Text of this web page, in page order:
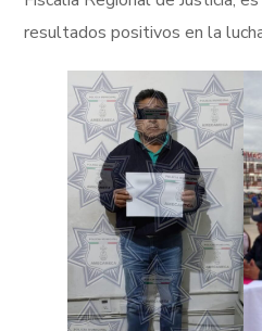
resultados positivos en la